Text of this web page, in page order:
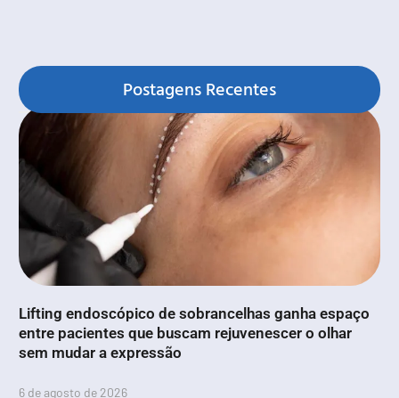
Postagens Recentes
Lifting endoscópico de sobrancelhas ganha espaço
entre pacientes que buscam rejuvenescer o olhar
sem mudar a expressão
6 de agosto de 2026